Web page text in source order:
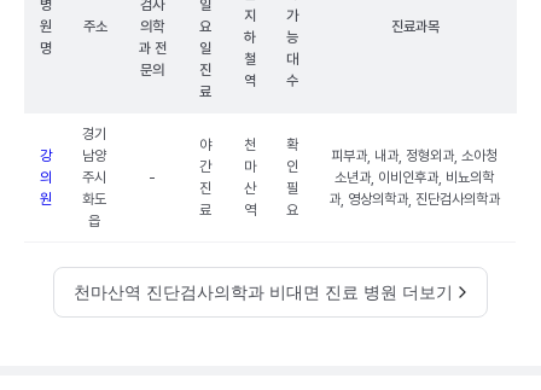
병
원
명
주소
검사
의학
과 전
문의
일
요
일
진
료
지
하
철
역
가
능
대
수
진료과목
강
의
원
경기
남양
주시
화도
읍
-
야
간
진
료
천
마
산
역
확
인
필
요
피부과, 내과, 정형외과, 소아청
소년과, 이비인후과, 비뇨의학
과, 영상의학과, 진단검사의학과
천마산역 진단검사의학과 비대면 진료 병원 더보기